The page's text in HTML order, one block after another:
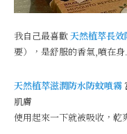
我自己最喜歡天然植萃長
要），是舒服的香氣,噴在
天然植萃滋潤防水防蚊噴霧
肌膚
使用起來一下就被吸收，乾